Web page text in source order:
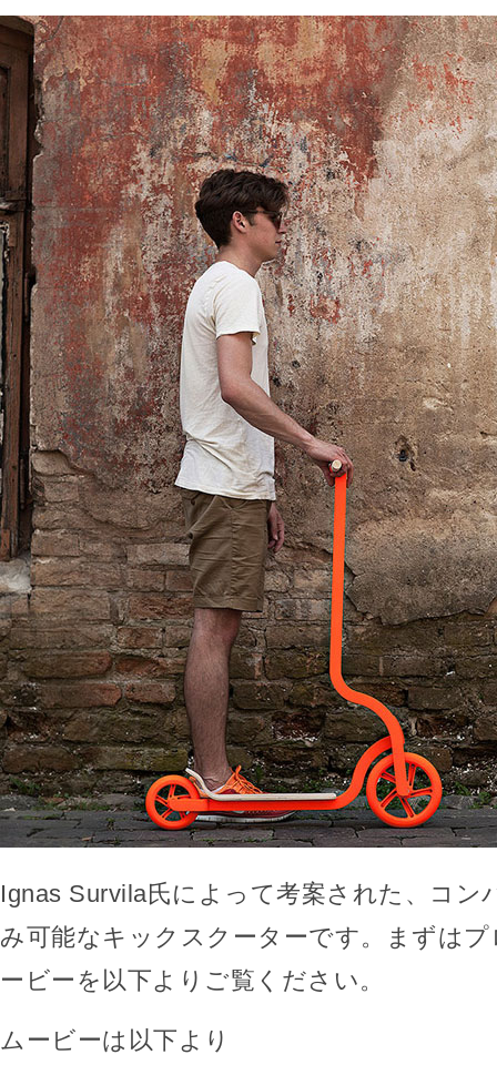
Ignas Survila氏によって考案された、コン
み可能なキックスクーターです。まずは
ービーを以下よりご覧ください。
ムービーは以下より